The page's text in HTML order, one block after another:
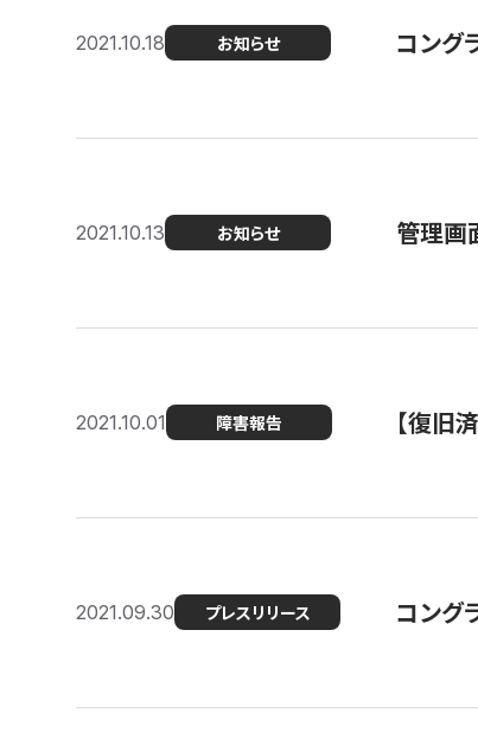
2021.10.18 お知らせ コング
2021.10.13 お知らせ 管理画
2021.10.01 障害報告 【復旧
2021.09.30 プレスリリース コング